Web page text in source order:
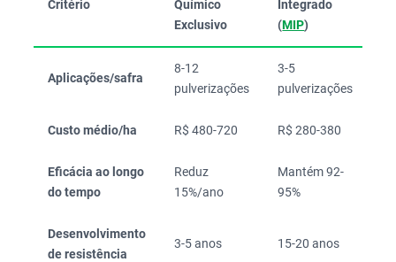
Critério
Químico
Exclusivo
Integrado
(MIP)
Aplicações/safra
8-12
pulverizações
3-5
pulverizações
Custo médio/ha R$ 480-720 R$ 280-380
Eficácia ao longo
do tempo
Reduz
15%/ano
Mantém 92-
95%
Desenvolvimento
de resistência
3-5 anos 15-20 anos